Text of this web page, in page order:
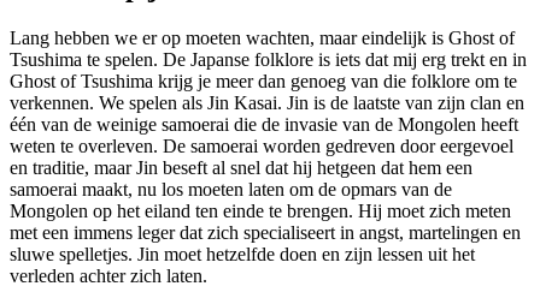
Lang hebben we er op moeten wachten, maar eindelijk is Ghost of
Tsushima te spelen. De Japanse folklore is iets dat mij erg trekt en in
Ghost of Tsushima krijg je meer dan genoeg van die folklore om te
verkennen. We spelen als Jin Kasai. Jin is de laatste van zijn clan en
één van de weinige samoerai die de invasie van de Mongolen heeft
weten te overleven. De samoerai worden gedreven door eergevoel
en traditie, maar Jin beseft al snel dat hij hetgeen dat hem een
samoerai maakt, nu los moeten laten om de opmars van de
Mongolen op het eiland ten einde te brengen. Hij moet zich meten
met een immens leger dat zich specialiseert in angst, martelingen en
sluwe spelletjes. Jin moet hetzelfde doen en zijn lessen uit het
verleden achter zich laten.